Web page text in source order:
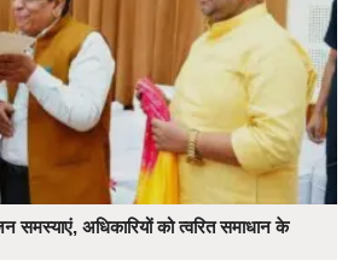
समस्याएं, अधिकारियों को त्वरित समाधान के